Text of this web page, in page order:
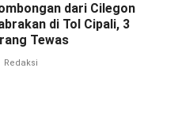
dari Cilegon
di Tol Cipali, 3
Tewas
Redaksi